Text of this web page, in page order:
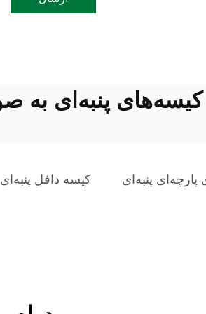
کیسه‌های پنبه‌ای به
پنبه‌ای کیسه دافل پنبه‌ای